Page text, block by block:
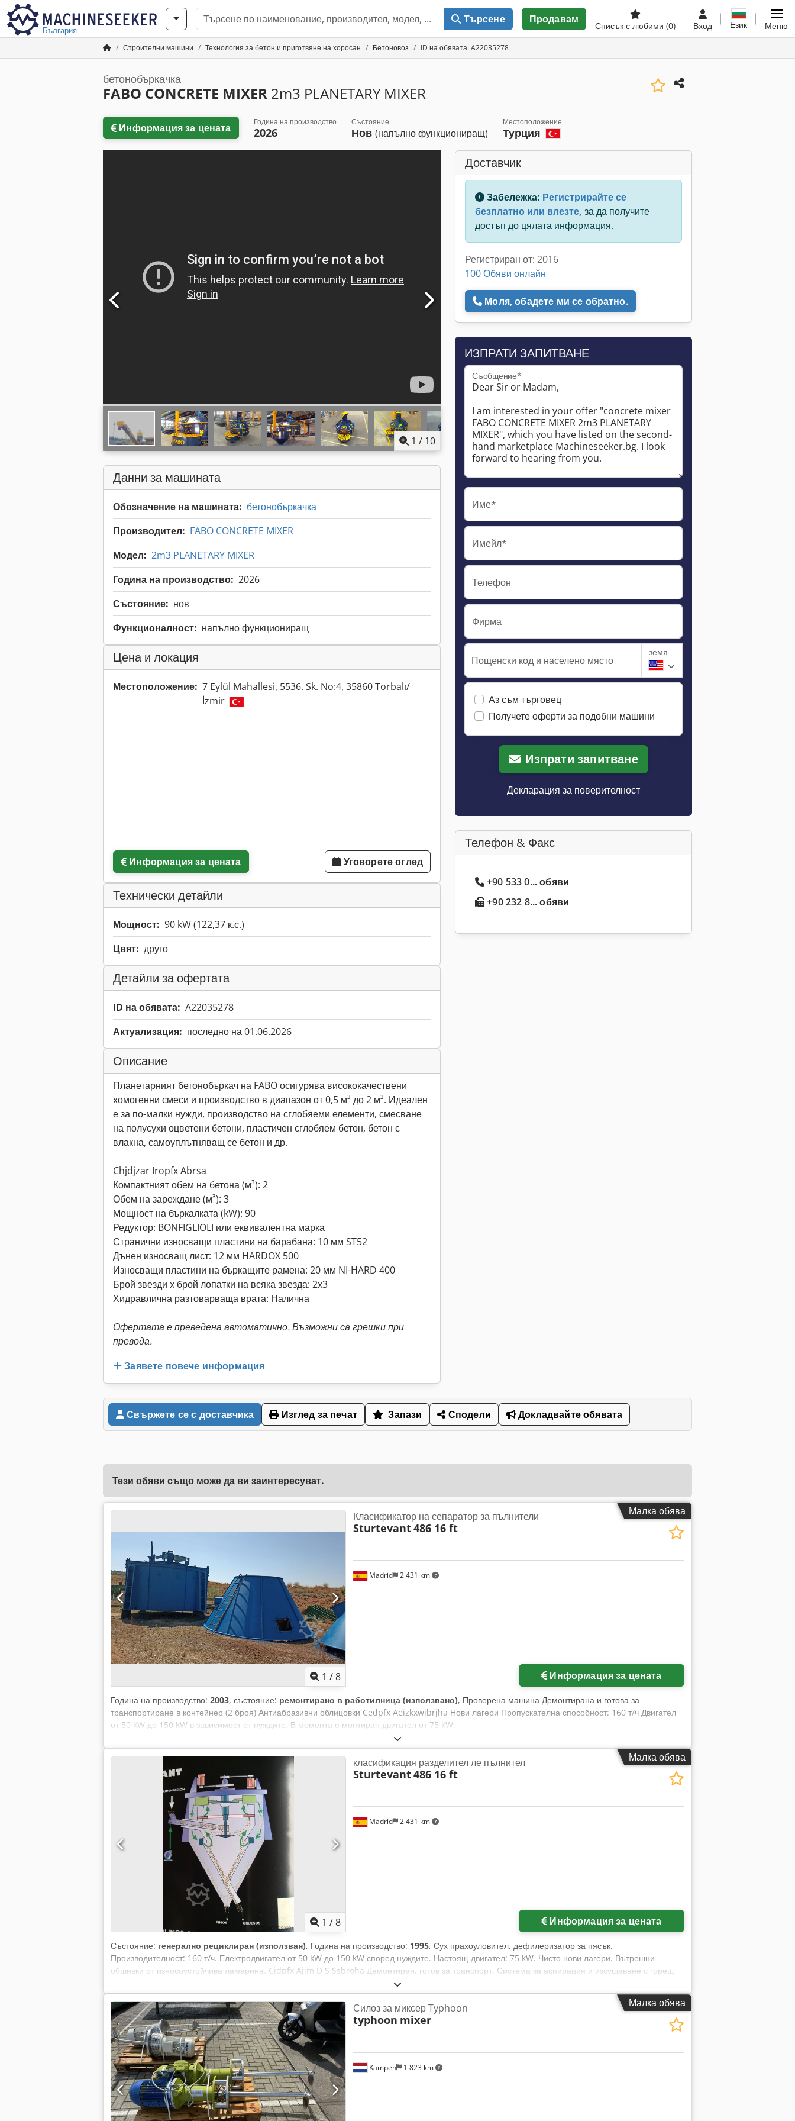
България
Търсене Продавам
Списък с любими (0) Вход Език Меню
Строителни машини Технология за бетон и приготвяне на хоросан Бетоновоз ID на обявата: A22035278
бетонобъркачка
FABO CONCRETE MIXER 2m3 PLANETARY MIXER
Информация за цената Година на производство
2026
Състояние
Нов (напълно функциониращ)
Местоположение
Турция
1 / 10
Данни за машината
Обозначение на машината: бетонобъркачка
Производител: FABO CONCRETE MIXER
Модел: 2m3 PLANETARY MIXER
Година на производство: 2026
Състояние: нов
Функционалност: напълно функциониращ
Цена и локация
Местоположение: 7 Eylül Mahallesi, 5536. Sk. No:4, 35860 Torbalı/
İzmir
Информация за цената Уговорете оглед
Технически детайли
Мощност: 90 kW (122,37 к.с.)
Цвят: друго
Детайли за офертата
ID на обявата: A22035278
Актуализация: последно на 01.06.2026
Описание
Планетарният бетонобъркач на FABO осигурява висококачествени
хомогенни смеси и производство в диапазон от 0,5 м³ до 2 м³. Идеален
е за по-малки нужди, производство на сглобяеми елементи, смесване
на полусухи оцветени бетони, пластичен сглобяем бетон, бетон с
влакна, самоуплътняващ се бетон и др.
Chjdjzar Iropfx Abrsa
Компактният обем на бетона (м³): 2
Обем на зареждане (м³): 3
Мощност на бъркалката (kW): 90
Редуктор: BONFIGLIOLI или еквивалентна марка
Странични износващи пластини на барабана: 10 мм ST52
Дънен износващ лист: 12 мм HARDOX 500
Износващи пластини на бъркащите рамена: 20 мм NI-HARD 400
Брой звезди x брой лопатки на всяка звезда: 2x3
Хидравлична разтоварваща врата: Налична
Офертата е преведена автоматично. Възможни са грешки при
превода.
Заявете повече информация
Доставчик
Забележка: Регистрирайте се
безплатно или влезте, за да получите
достъп до цялата информация.
Регистриран от: 2016
100 Обяви онлайн
Моля, обадете ми се обратно.
ИЗПРАТИ ЗАПИТВАНЕ
Съобщение*
Име*
Имейл*
Телефон
Фирма
Пощенски код и населено място
земя
Аз съм търговец
Получете оферти за подобни машини
Изпрати запитване
Декларация за поверителност
Телефон & Факс
+90 533 0... обяви
+90 232 8... обяви
Свържете се с доставчика Изглед за печат Запази Сподели Докладвайте обявата
Тези обяви също може да ви заинтересуват.
Малка обява
1 /8
Madrid 2 431 km
Класификатор на сепаратор за пълнители
Sturtevant486 16 ft
Информация за цената
Година на производство: 2003, състояние: ремонтирано в работилница (използвано), Проверена машина Демонтирана и готова за
транспортиране в контейнер (2 броя) Антиабразивни облицовки Cedpfx Aeizkxwjbrjha Нови лагери Пропускателна способност: 160 т/ч Двигател
от 50 kW до 150 kW в зависимост от нуждите. В момента е монтиран двигател от 75 kW.
Малка обява
1 /8
Madrid 2 431 km
класификация разделител ле пълнител
Sturtevant486 16 ft
Информация за цената
Състояние: генерално рециклиран (използван), Година на производство: 1995, Сух прахоуловител, дефилеризатор за пясък.
Производителност: 160 т/ч. Електродвигател от 50 kW до 150 kW според нуждите. Настоящ двигател: 75 kW. Чисто нови лагери. Вътрешни
обшивки от износоустойчива ламарина. Cjdpfx Ajim D S Ssbroha Демонтиран, готов за транспорт. Система за аспирация и изсушаване с горещ
Малка обява
Kampen 1 823 km
Силоз за миксер Typhoon
typhoon mixer